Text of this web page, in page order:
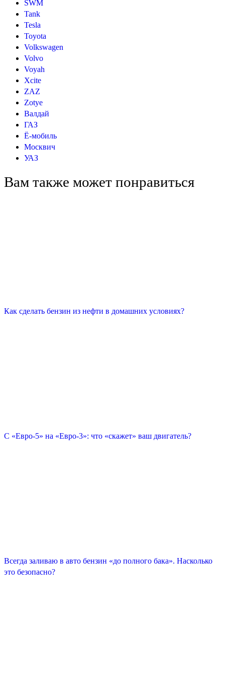
SWM
Tank
Tesla
Toyota
Volkswagen
Volvo
Voyah
Xcite
ZAZ
Zotye
Валдай
ГАЗ
Ё-мобиль
Москвич
УАЗ
Вам также может понравиться
Как сделать бензин из нефти в домашних условиях?
С «Евро-5» на «Евро-3»: что «скажет» ваш двигатель?
Всегда заливаю в авто бензин «до полного бака». Насколько
это безопасно?